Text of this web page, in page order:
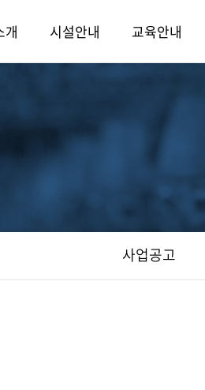
개 시설안내 교육안내
사업공고